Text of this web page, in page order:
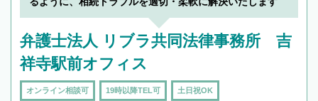
弁護士法人 リブラ共同法律事務所 吉
祥寺駅前オフィス
オンライン相談可 19時以降TEL可 土日祝OK